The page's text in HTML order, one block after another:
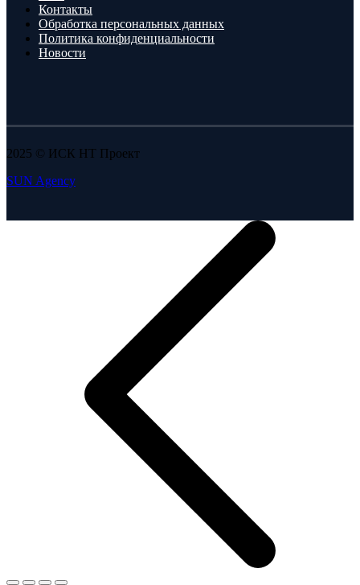
Контакты
Обработка персональных данных
Политика конфиденциальности
Новости
2025 © ИСК НТ Проект
SUN Agency